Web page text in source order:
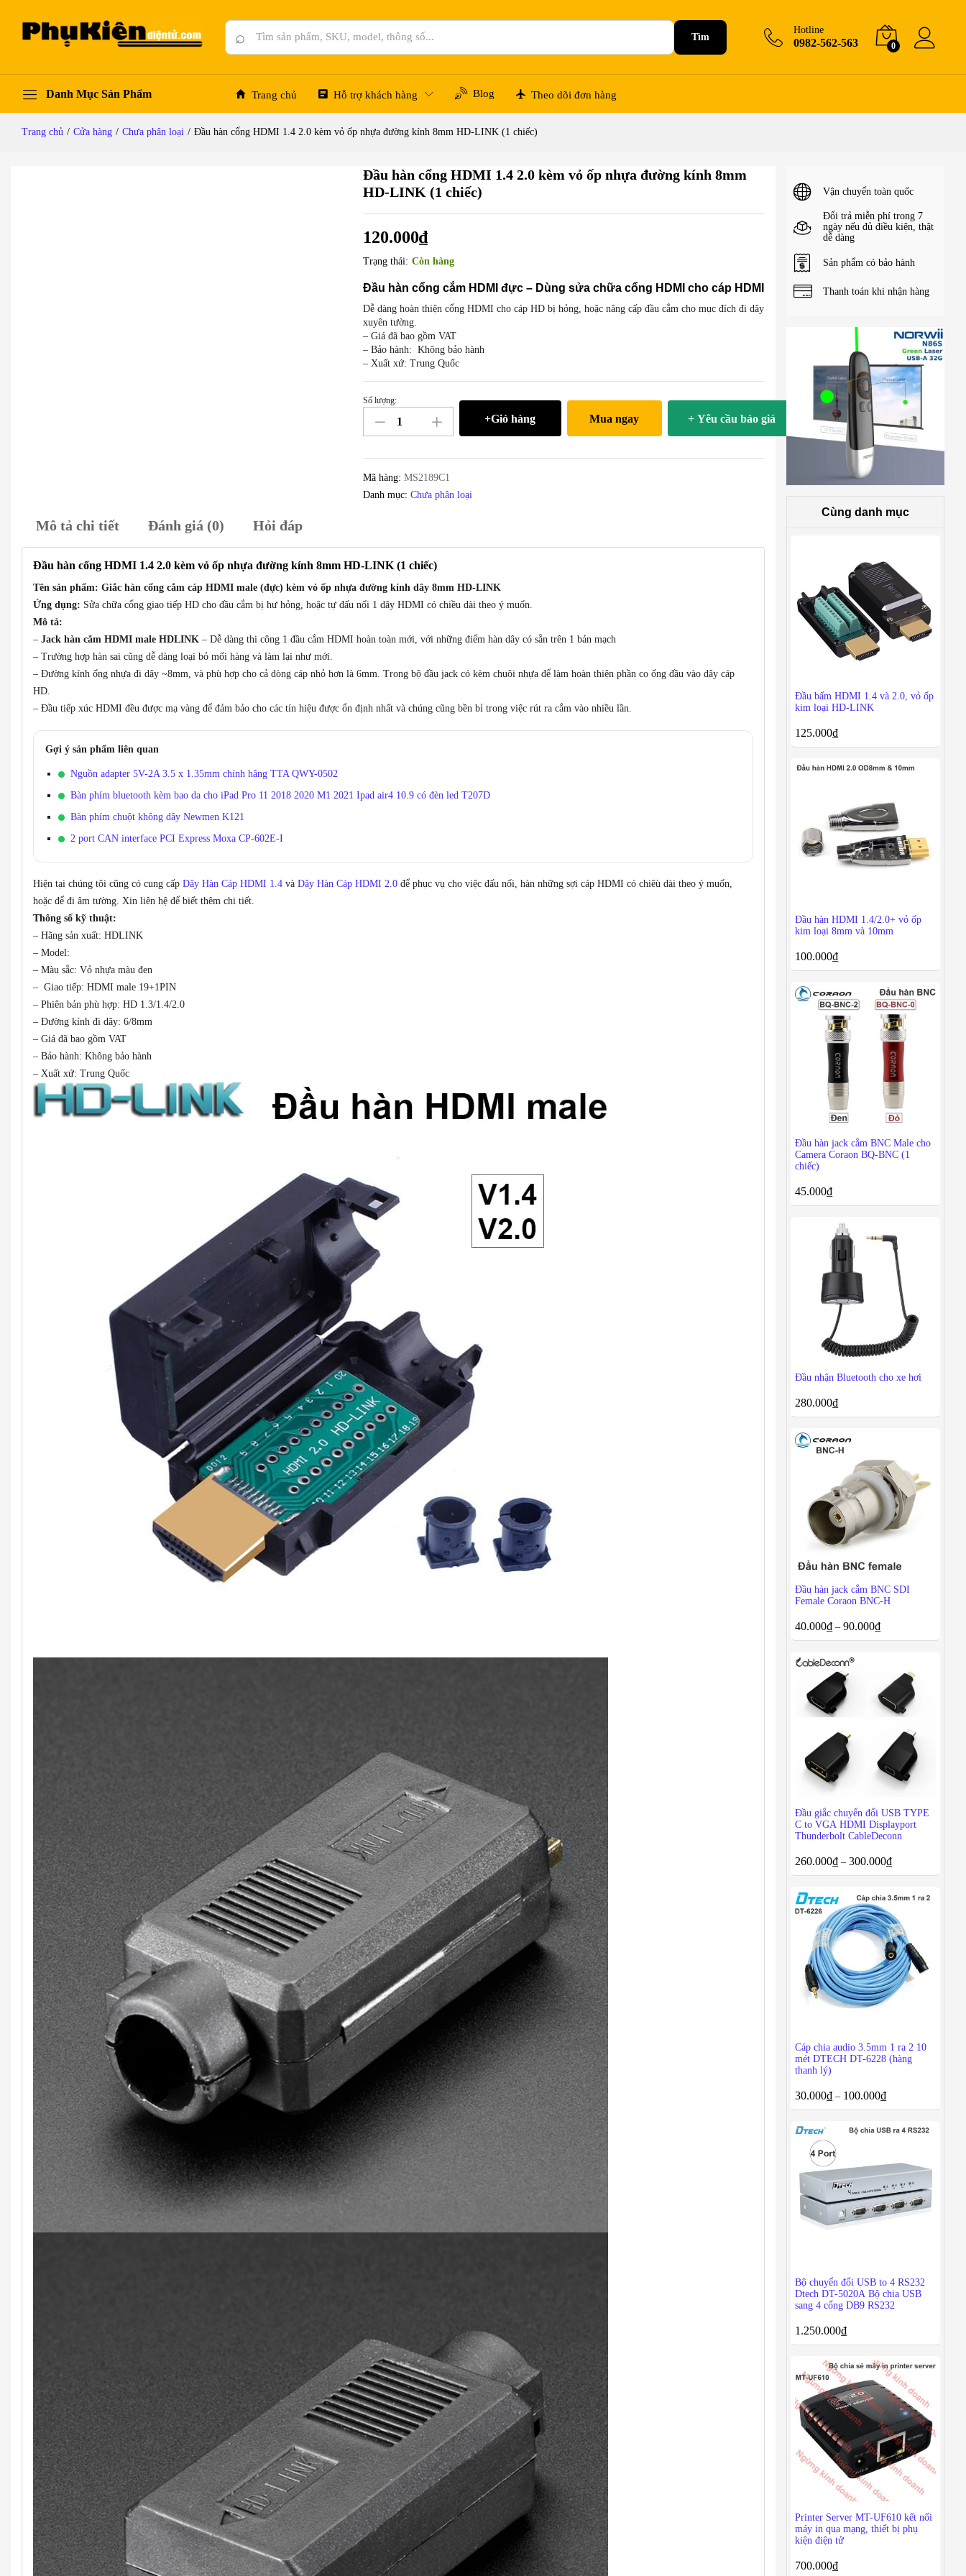
⌕ Tìm
Hotline
0982-562-563 0
Danh Mục Sản Phẩm Trang chủ Hỗ trợ khách hàng Blog Theo dõi đơn hàng
Trang chủ / Cửa hàng / Chưa phân loại / Đầu hàn cổng HDMI 1.4 2.0 kèm vỏ ốp nhựa đường kính 8mm HD-LINK (1 chiếc)
Đầu hàn cổng HDMI 1.4 2.0 kèm vỏ ốp nhựa đường kính 8mm
HD-LINK (1 chiếc)
120.000₫
Trạng thái: Còn hàng
Đầu hàn cổng cắm HDMI đực – Dùng sửa chữa cổng HDMI cho cáp HDMI
Dễ dàng hoàn thiện cổng HDMI cho cáp HD bị hỏng, hoặc nâng cấp đầu cắm cho mục đích đi dây
xuyên tường.
– Giá đã bao gồm VAT
– Bảo hành: Không bảo hành
– Xuất xứ: Trung Quốc
Đầu
hàn
cổng
HDMI
1.4
2.0
nhựa
kính
8mm
LINK
chiếc)
lượng
Số lượng:
+Giỏ hàng Mua ngay + Yêu cầu báo giá
Mã hàng: MS2189C1
Danh mục: Chưa phân loại
Mô tả chi tiết Đánh giá (0) Hỏi đáp
Đầu hàn cổng HDMI 1.4 2.0 kèm vỏ ốp nhựa đường kính 8mm HD-LINK (1 chiếc)
Tên sản phẩm: Giắc hàn cổng cắm cáp HDMI male (đực) kèm vỏ ốp nhựa đường kính dây 8mm HD-LINK
Ứng dụng: Sửa chữa cổng giao tiếp HD cho đầu cắm bị hư hỏng, hoặc tự đấu nối 1 dây HDMI có chiều dài theo ý muốn.
Mô tả:
– Jack hàn cắm HDMI male HDLINK – Dễ dàng thi công 1 đầu cắm HDMI hoàn toàn mới, với những điểm hàn dây có sẵn trên 1 bản mạch
– Trường hợp hàn sai cũng dễ dàng loại bỏ mối hàng và làm lại như mới.
– Đường kính ống nhựa đi dây ~8mm, và phù hợp cho cả dòng cáp nhỏ hơn là 6mm. Trong bộ đầu jack có kèm chuôi nhựa để làm hoàn thiện phần co ống đầu vào dây cáp
HD.
– Đầu tiếp xúc HDMI đều được mạ vàng để đảm bảo cho các tín hiệu được ổn định nhất và chúng cũng bền bỉ trong việc rút ra cắm vào nhiều lần.
Gợi ý sản phẩm liên quan
Nguồn adapter 5V-2A 3.5 x 1.35mm chính hãng TTA QWY-0502
Bàn phím bluetooth kèm bao da cho iPad Pro 11 2018 2020 M1 2021 Ipad air4 10.9 có đèn led T207D
Bàn phím chuột không dây Newmen K121
2 port CAN interface PCI Express Moxa CP-602E-I
Hiện tại chúng tôi cũng có cung cấp Dây Hàn Cáp HDMI 1.4 và Dây Hàn Cáp HDMI 2.0 để phục vụ cho việc đấu nối, hàn những sợi cáp HDMI có chiêù dài theo ý muốn,
hoặc để đi âm tường. Xin liên hệ để biết thêm chi tiết.
Thông số kỹ thuật:
– Hãng sản xuất: HDLINK
– Model:
– Màu sắc: Vỏ nhựa màu đen
– Giao tiếp: HDMI male 19+1PIN
– Phiên bản phù hợp: HD 1.3/1.4/2.0
– Đường kính đi dây: 6/8mm
– Giá đã bao gồm VAT
– Bảo hành: Không bảo hành
– Xuất xứ: Trung Quốc
Vận chuyển toàn quốc
Đổi trả miễn phí trong 7
ngày nếu đủ điều kiện, thật
dễ dàng
Sản phẩm có bảo hành
Thanh toán khi nhận hàng
Cùng danh mục
Đầu bấm HDMI 1.4 và 2.0, vỏ ốp
kim loại HD-LINK
125.000₫
Đầu hàn HDMI 1.4/2.0+ vỏ ốp
kim loại 8mm và 10mm
100.000₫
Đầu hàn jack cắm BNC Male cho
Camera Coraon BQ-BNC (1
chiếc)
45.000₫
Đầu nhận Bluetooth cho xe hơi
280.000₫
Đầu hàn jack cắm BNC SDI
Female Coraon BNC-H
40.000₫ –90.000₫
Đầu giắc chuyển đổi USB TYPE
C to VGA HDMI Displayport
Thunderbolt CableDeconn
260.000₫ –300.000₫
Cáp chia audio 3.5mm 1 ra 2 10
mét DTECH DT-6228 (hàng
thanh lý)
30.000₫ – 100.000₫
Bộ chuyển đổi USB to 4 RS232
Dtech DT-5020A Bộ chia USB
sang 4 cổng DB9 RS232
1.250.000₫
Printer Server MT-UF610 kết nối
máy in qua mạng, thiết bị phụ
kiện điện tử
700.000₫
Mô tả chi tiết Hỏi đáp